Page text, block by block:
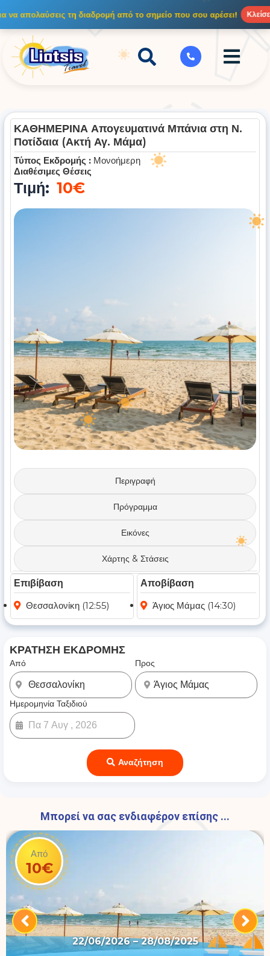
στο
περιεχόμενο
να απολαύσεις τη διαδρομή από το σημείο που σου αρέσει! Κλείσε
ΚΑΘΗΜΕΡΙΝΑ Απογευματινά Μπάνια στη Ν.
Ποτίδαια (Ακτή Αγ. Μάμα)
Τύπος Εκδρομής : Μονοήμερη
Διαθέσιμες Θέσεις
Τιμή: 10€
Περιγραφή
Πρόγραμμα
Εικόνες
Χάρτης & Στάσεις
Επιβίβαση
Θεσσαλονίκη (12:55)
Αποβίβαση
Άγιος Μάμας (14:30)
ΚΡΑΤΗΣΗ ΕΚΔΡΟΜΗΣ
Από Προς
Ημερομηνία Ταξιδιού
Αναζήτηση
Μπορεί να σας ενδιαφέρον επίσης ...
Από
10€
22/06/2026 – 28/08/2025